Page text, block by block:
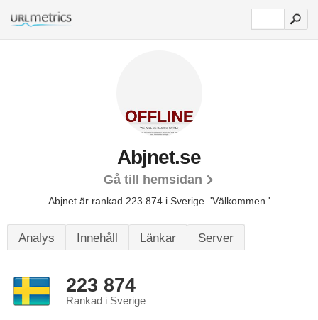
Abjnet.se
Gå till hemsidan
Abjnet är rankad 223 874 i Sverige. 'Välkommen.'
Analys Innehåll Länkar Server
223 874
Rankad i Sverige